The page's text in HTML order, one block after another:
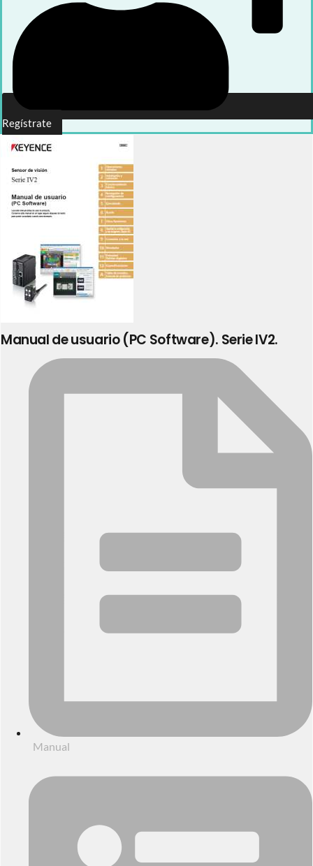
Regístrate
Manual de usuario (PC Software). Serie IV2.
Manual